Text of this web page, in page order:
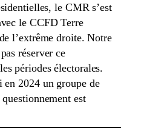
le CMR s’est
le CCFD Terre
l’extrême droite. Notre
réserver ce
périodes électorales.
en 2024 un groupe de
est